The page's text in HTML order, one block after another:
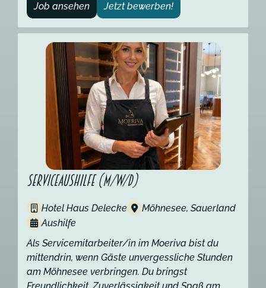
Job ansehen Jetzt bewerben!
Serviceaushilfe (m/w/d)
Hotel Haus Delecke
Möhnesee, Sauerland
Aushilfe
Als Servicemitarbeiter/in im Moeriva bist du
mittendrin, wenn Gäste unvergessliche Stunden
am Möhnesee verbringen. Du bringst